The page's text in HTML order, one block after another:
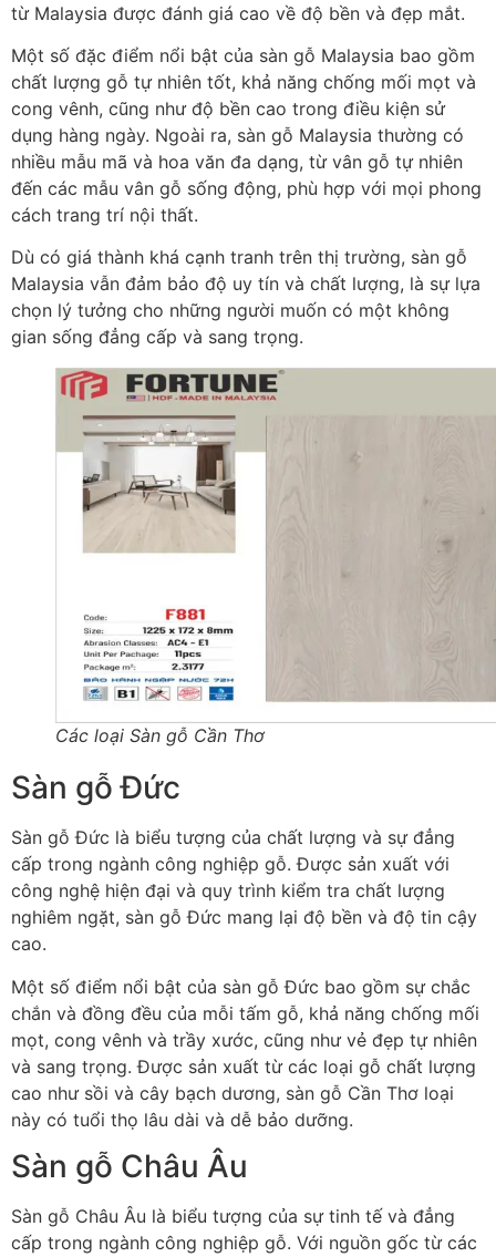
từ Malaysia được đánh giá cao về độ bền và đẹp mắt.
Một số đặc điểm nổi bật của sàn gỗ Malaysia bao gồm
chất lượng gỗ tự nhiên tốt, khả năng chống mối mọt và
cong vênh, cũng như độ bền cao trong điều kiện sử
dụng hàng ngày. Ngoài ra, sàn gỗ Malaysia thường có
nhiều mẫu mã và hoa văn đa dạng, từ vân gỗ tự nhiên
đến các mẫu vân gỗ sống động, phù hợp với mọi phong
cách trang trí nội thất.
Dù có giá thành khá cạnh tranh trên thị trường, sàn gỗ
Malaysia vẫn đảm bảo độ uy tín và chất lượng, là sự lựa
chọn lý tưởng cho những người muốn có một không
gian sống đẳng cấp và sang trọng.
Các loại Sàn gỗ Cần Thơ
Sàn gỗ Đức
Sàn gỗ Đức là biểu tượng của chất lượng và sự đẳng
cấp trong ngành công nghiệp gỗ. Được sản xuất với
công nghệ hiện đại và quy trình kiểm tra chất lượng
nghiêm ngặt, sàn gỗ Đức mang lại độ bền và độ tin cậy
cao.
Một số điểm nổi bật của sàn gỗ Đức bao gồm sự chắc
chắn và đồng đều của mỗi tấm gỗ, khả năng chống mối
mọt, cong vênh và trầy xước, cũng như vẻ đẹp tự nhiên
và sang trọng. Được sản xuất từ các loại gỗ chất lượng
cao như sồi và cây bạch dương, sàn gỗ Cần Thơ loại
này có tuổi thọ lâu dài và dễ bảo dưỡng.
Sàn gỗ Châu Âu
Sàn gỗ Châu Âu là biểu tượng của sự tinh tế và đẳng
cấp trong ngành công nghiệp gỗ. Với nguồn gốc từ các